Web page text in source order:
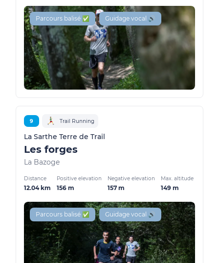
Parcours balisé ✅ Guidage vocal 🔊
9 Trail Running
La Sarthe Terre de Trail
Les forges
La Bazoge
Distance
12.04 km
Positive elevation
156 m
Negative elevation
157 m
Max. altitude
149 m
Parcours balisé ✅ Guidage vocal 🔊